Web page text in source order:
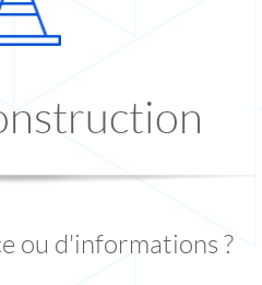
ou d'informations ?